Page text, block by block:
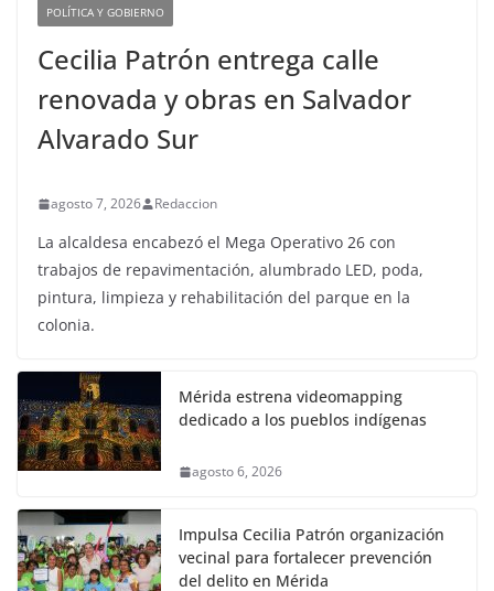
POLÍTICA Y GOBIERNO
Cecilia Patrón entrega calle
renovada y obras en Salvador
Alvarado Sur
agosto 7, 2026 Redaccion
La alcaldesa encabezó el Mega Operativo 26 con
trabajos de repavimentación, alumbrado LED, poda,
pintura, limpieza y rehabilitación del parque en la
colonia.
Mérida estrena videomapping
dedicado a los pueblos indígenas
agosto 6, 2026
Impulsa Cecilia Patrón organización
vecinal para fortalecer prevención
del delito en Mérida